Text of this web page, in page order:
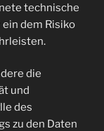
technische
dem Risiko
die
und
des
zu den Daten